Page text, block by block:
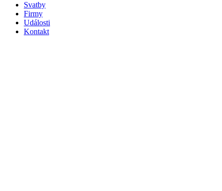
Svatby
Firmy
Události
Kontakt